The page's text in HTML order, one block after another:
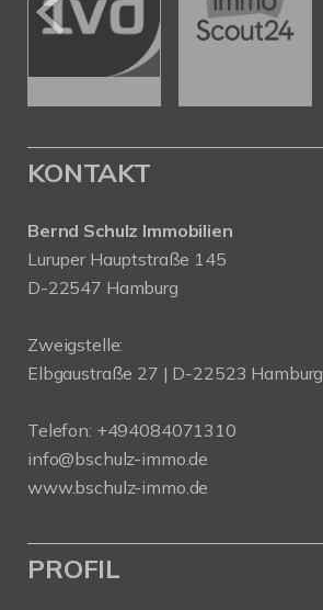
KONTAKT
Bernd Schulz Immobilien
Luruper Hauptstraße 145
D-22547 Hamburg
Zweigstelle:
Elbgaustraße 27 | D-22523 Hamburg
Telefon: +494084071310
info@bschulz-immo.de
www.bschulz-immo.de
PROFIL